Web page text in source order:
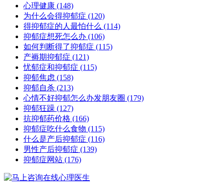
心理健康 (148)
为什么会得抑郁症 (120)
得抑郁症的人最怕什么 (114)
抑郁症想死怎么办 (106)
如何判断得了抑郁症 (115)
产褥期抑郁症 (121)
忧郁症和抑郁症 (115)
抑郁焦虑 (158)
抑郁自杀 (213)
心情不好抑郁怎么办发朋友圈 (179)
抑郁狂躁 (127)
抗抑郁药价格 (166)
抑郁症吃什么食物 (115)
什么是产后抑郁症 (116)
男性产后抑郁症 (139)
抑郁症网站 (176)